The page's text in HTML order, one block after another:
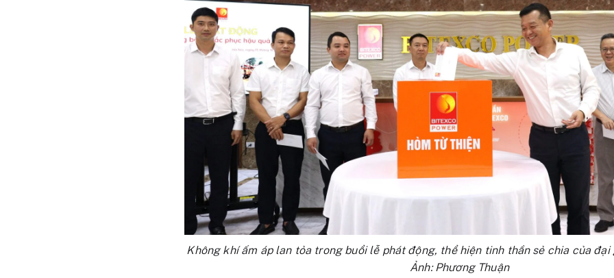
Không khí ấm áp lan tỏa trong buổi lễ phát động, thể hiện tinh thần sẻ chia của đại
Ảnh: Phương Thuận